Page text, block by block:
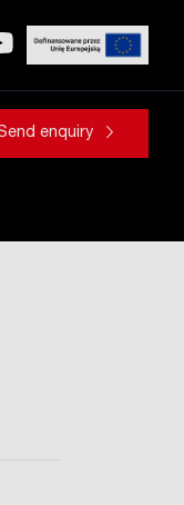
enquiry